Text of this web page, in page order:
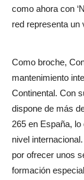
como ahora con
red representa un
Como broche,
mantenimiento
Continental. Con
dispone de más
265 en España,
nivel
por ofrecer unos
formación